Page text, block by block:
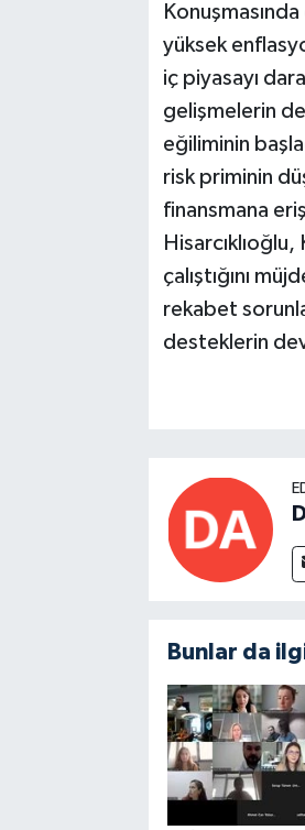
yüksek
iç piyasayı
gelişmelerin
eğiliminin
risk priminin
finansmana
çalıştığını
rekabet
desteklerin
Bunlar da